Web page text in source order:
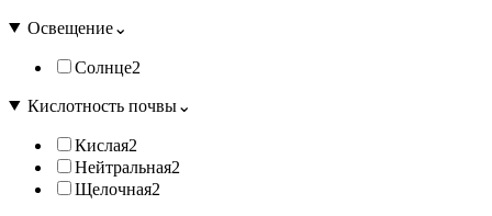
Освещение⌄
Солнце2
Кислотность почвы⌄
Кислая2
Нейтральная2
Щелочная2